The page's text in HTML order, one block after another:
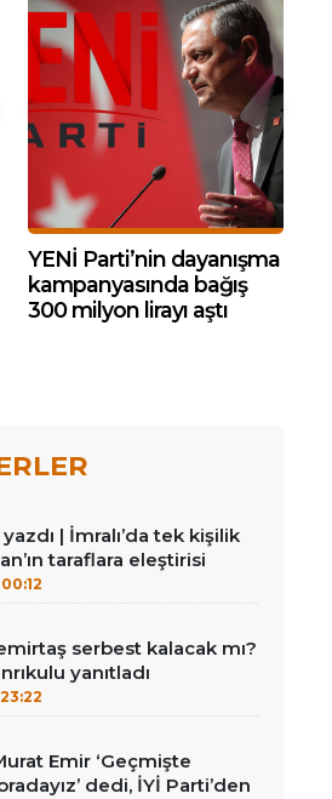
YENİ Parti’nin dayanışma
kampanyasında bağış
300 milyon lirayı aştı
| İmralı’da tek kişilik
taraflara eleştirisi
00:12
serbest kalacak mı?
yanıtladı
23:22
Emir ‘Geçmişte
dedi, İYİ Parti’den